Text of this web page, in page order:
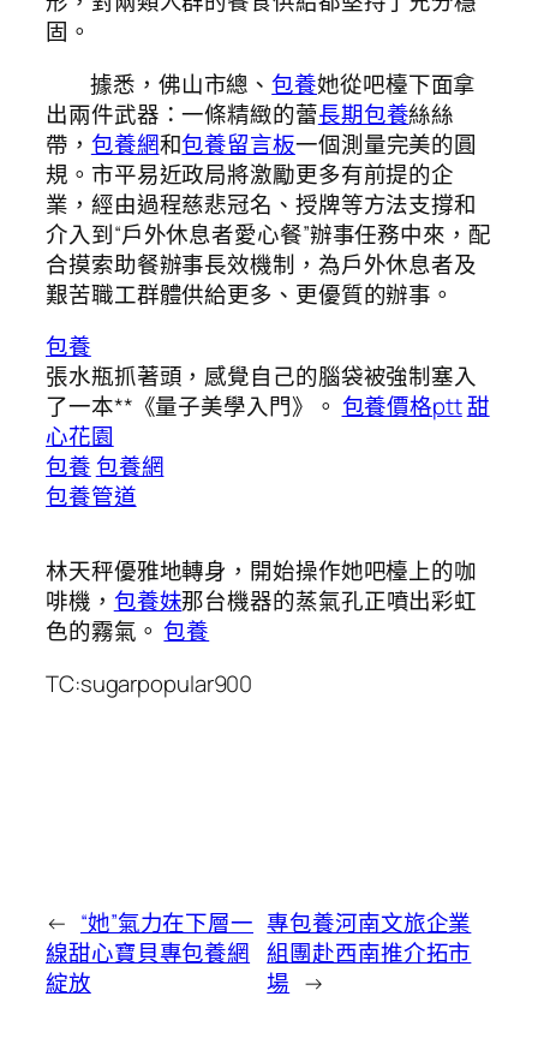
固。
據悉，佛山市總、包養她從吧檯下面拿
出兩件武器：一條精緻的蕾長期包養絲絲
帶， 包養網和包養留言板一個測量完美的圓
規。市平易近政局將激勵更多有前提的企
業，經由過程慈悲冠名、授牌等方法支撐和
介入到“戶外休息者愛心餐”辦事任務中來，配
合摸索助餐辦事長效機制，為戶外休息者及
艱苦職工群體供給更多、更優質的辦事。
包養
張水瓶抓著頭，感覺自己的腦袋被強制塞入
了一本**《量子美學入門》。 包養價格ptt甜
心花園
包養包養網
包養管道
林天秤優雅地轉身，開始操作她吧檯上的咖
啡機， 包養妹那台機器的蒸氣孔正噴出彩虹
色的霧氣。包養
TC:sugarpopular900
← “她”氣力在下層一
線甜心寶貝專包養網
綻放
專包養河南文旅企業
組團赴西南推介拓市
場 →